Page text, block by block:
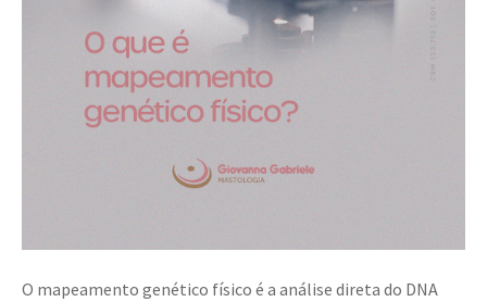
O mapeamento genético físico é a análise direta do DNA